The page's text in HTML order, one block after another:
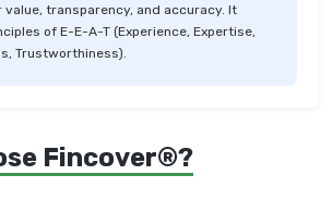
insurance
health insurance
insurance
value, transparency, and accuracy. It
of E-E-A-T (Experience, Expertise,
Trustworthiness).
Fincover®?